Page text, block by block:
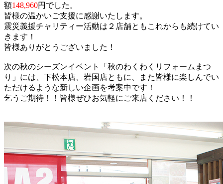
額148,960円でした。
皆様の温かいご支援に感謝いたします。
震災義援チャリティー活動は２店舗ともこれからも続けてい
きます！
皆様ありがとうございました！
次の秋のシーズンイベント「秋のわくわくリフォームまつ
り」には、下松本店、岩国店ともに、また皆様に楽しんでい
ただけるような新しい企画を考案中です！
乞うご期待！！皆様ぜひお気軽にご来店ください！！